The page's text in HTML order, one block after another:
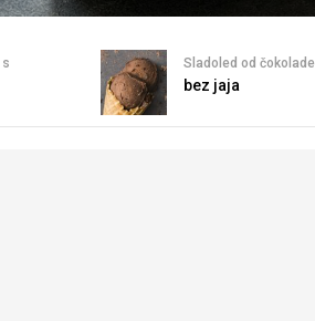
Sladoled od čokolade
bez jaja